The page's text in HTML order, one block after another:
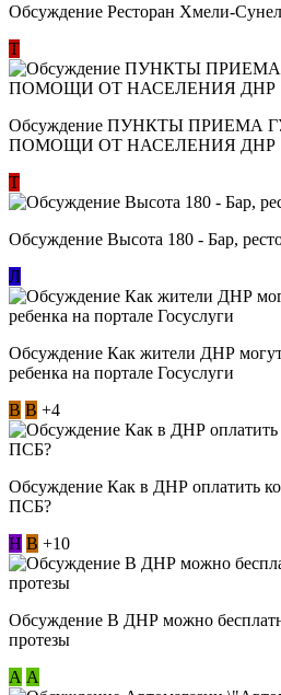
Обсуждение Ресторан Хмели-
Т
Обсуждение ​ПУНКТЫ ПРИЕМА
ПОМОЩИ ОТ НАСЕЛЕНИЯ ДНР
Т
Обсуждение Высота 180 - Бар,
Л
Обсуждение Как жители ДНР могут
ребенка на портале Госуслуги
В В +4
Обсуждение Как в ДНР оплатить
ПСБ?
Н В +10
Обсуждение В ДНР можно
протезы
А А